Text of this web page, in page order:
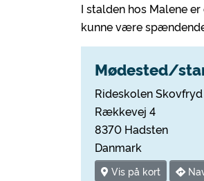
I stalden hos Malene
kunne være
Mødested/
Rideskolen
Rækkevej 4
8370 Hadsten
Danmark
Vis på kort